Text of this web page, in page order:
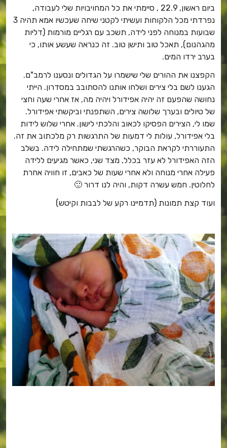
ביום ראשון, 22.9 , סיימתי את כל המחויבויות שלי לעבודה,
נפרדתי מכל הלקוחות ועשיתי לקטני שיחה שעכשיו אמא תהיה 3
שבועות במנוחה לפני לידה, תשכב עם רגליים מורמות (דליות
מהגהנום), תאכל טוב ותישן טוב. זה כנראה שעשע אותו, כי
בערב ירדו המים.
הקפצנו את ההורים שלי שישמרו על הגדולים ונסענו לרמב"ם.
הגענו לשם בלי צירים ושלחו אותנו להסתובב במסדרון. הייתי
נחושה שהפעם זה יהיה אפידורל ויהיה מה, אז אחרי שעה וחצי
של טיולים ובערך שלושה צירים, השתפנתי וביקשתי אפידורל.
שמו לי, הצירים הפסיקו לכאוב והלכתי לישון. אחרי שלוש לידות
בלי אפידורל, עולות לי דמעות של התרגשות רק מלכתוב את זה.
התעוררתי לקראת הבוקר, כשהרגשתי שמתחילה לידה. בשלב
הזה האפידורל לא עזר בכלל, מצד שני, כאשר מגיעים ללידה
פעילה אחרי מנוחה ולא אחרי שעות של כאבים, זו חוויה אחרת
לחלוטין. חמש עשרה דקות, והיה לנו דרור 🙂
ועוד קצת תמונות (תדמיינו רקע של לבבות וקיטש)